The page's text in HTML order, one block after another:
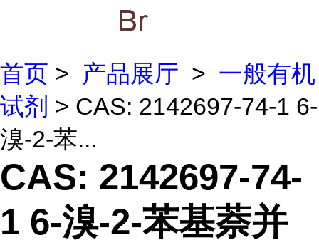
首页 > 产品展厅 > 一般有机
试剂 > CAS: 2142697-74-1 6-
溴-2-苯...
CAS: 2142697-74-
1 6-溴-2-苯基萘并